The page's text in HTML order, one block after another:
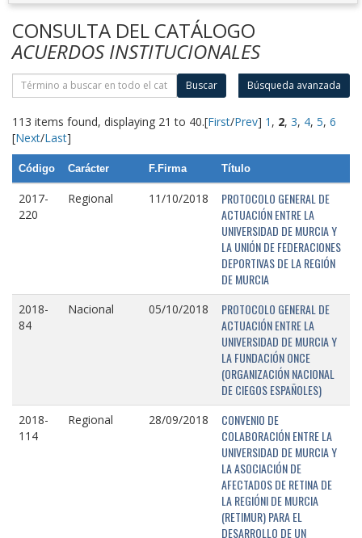
CONSULTA DEL CATÁLOGO
ACUERDOS INSTITUCIONALES
Buscar Búsqueda avanzada
113 items found, displaying 21 to 40.[First/Prev] 1 , 2, 3, 4, 5, 6
[Next/Last]
Código Carácter F.Firma Título
2017-
220
Regional 11/10/2018
PROTOCOLO GENERAL DE
ACTUACIÓN ENTRE LA
UNIVERSIDAD DE MURCIA Y
LA UNIÓN DE FEDERACIONES
DEPORTIVAS DE LA REGIÓN
DE MURCIA
2018-
84
Nacional 05/10/2018
PROTOCOLO GENERAL DE
ACTUACIÓN ENTRE LA
UNIVERSIDAD DE MURCIA Y
LA FUNDACIÓN ONCE
(ORGANIZACIÓN NACIONAL
DE CIEGOS ESPAÑOLES)
2018-
114
Regional 28/09/2018
CONVENIO DE
COLABORACIÓN ENTRE LA
UNIVERSIDAD DE MURCIA Y
LA ASOCIACIÓN DE
AFECTADOS DE RETINA DE
LA REGIÓNI DE MURCIA
(RETIMUR) PARA EL
DESARROLLO DE UN